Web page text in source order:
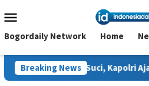
ke
kontenMobile
Bogordaily Network Home
Breaking News
Suci, Kapolri Ajak Perkuat